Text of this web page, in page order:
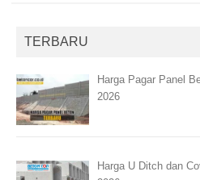
TERBARU
Harga Pagar Panel
2026
Harga U Ditch dan